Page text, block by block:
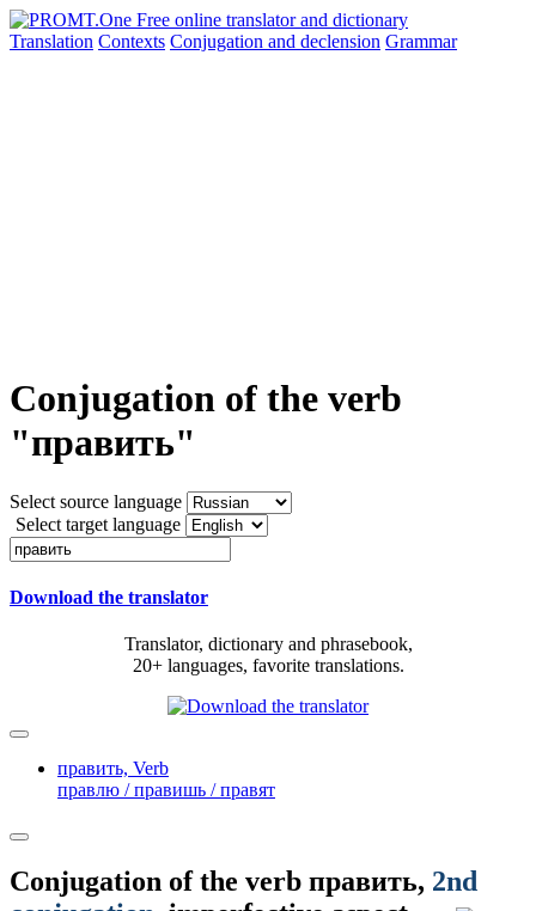
Translation Contexts Conjugation and declension Grammar
Conjugation of the verb
"править"
Select source language
Select target language
Download the translator
Translator, dictionary and phrasebook,
20+ languages, favorite translations.
править, Verb
правлю / правишь / правят
Conjugation of the verb править, 2nd